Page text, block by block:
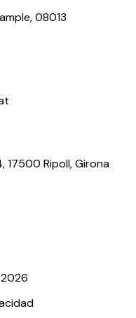
08013
17500 Ripoll, Girona